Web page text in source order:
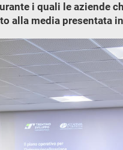
i quali le aziende
alla media presentata